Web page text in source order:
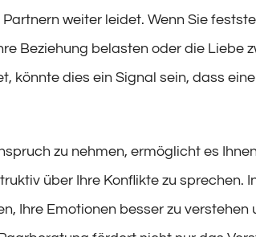
weiter leidet. Wenn Sie
Beziehung belasten oder die Liebe
könnte dies ein Signal sein, dass
zu nehmen, ermöglicht es
über Ihre Konflikte zu sprechen.
Ihre Emotionen besser zu verstehen